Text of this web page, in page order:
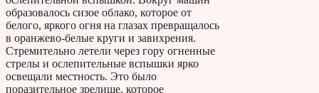
образовалось сизое облако, которое от
белого, яркого огня на глазах превращалось
в оранжево-белые круги и завихрения.
Стремительно летели через гору огненные
стрелы и ослепительные вспышки ярко
освещали местность. Это было
поразительное зрелище, которое